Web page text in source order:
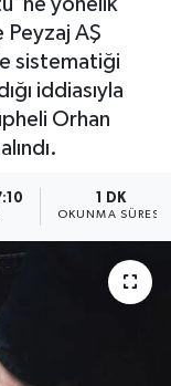
yönelik
AŞ
sistematiği
iddiasıyla
Orhan
1 DK
OKUNMA SÜRESI